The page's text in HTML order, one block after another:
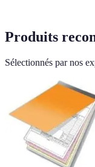
Produits
Sélectionnés par nos